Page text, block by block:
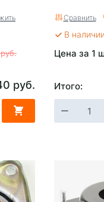
руб.
Сравнить
В
Цена за 1
Итого: